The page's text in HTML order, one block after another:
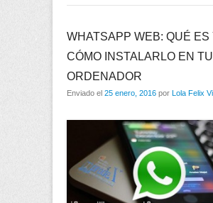
WHATSAPP WEB: QUÉ ES
CÓMO INSTALARLO EN TU
ORDENADOR
Enviado el 25 enero, 2016 por Lola Felix